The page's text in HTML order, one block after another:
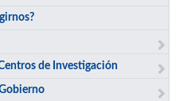
de Investigación